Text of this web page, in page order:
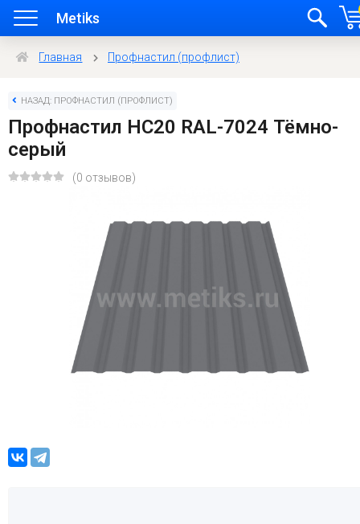
Metiks
Главная Профнастил (профлист)
НАЗАД: ПРОФНАСТИЛ (ПРОФЛИСТ)
Профнастил HC20 RAL-7024 Тёмно-
серый
(0 отзывов)